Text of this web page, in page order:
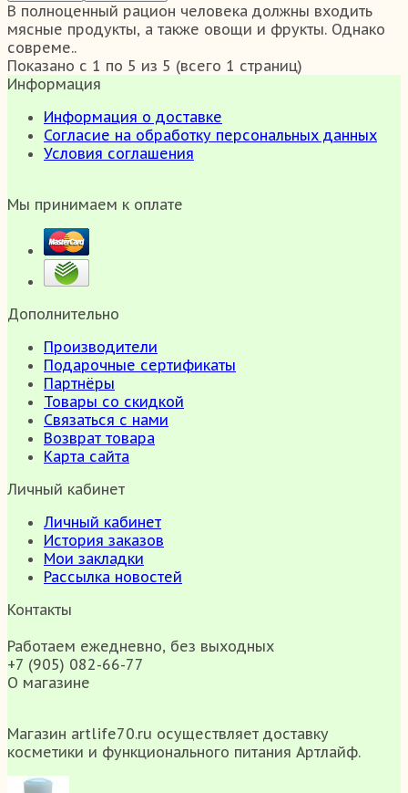
В полноценный рацион человека должны входить
мясные продукты, а также овощи и фрукты. Однако
совреме..
Показано с 1 по 5 из 5 (всего 1 страниц)
Информация
Информация о доставке
Согласие на обработку персональных данных
Условия соглашения
Мы принимаем к оплате
Дополнительно
Производители
Подарочные сертификаты
Партнёры
Товары со скидкой
Связаться с нами
Возврат товара
Карта сайта
Личный кабинет
Личный кабинет
История заказов
Мои закладки
Рассылка новостей
Контакты
Работаем ежедневно, без выходных
+7 (905) 082-66-77
О магазине
Магазин artlife70.ru осуществляет доставку
косметики и функционального питания Артлайф.